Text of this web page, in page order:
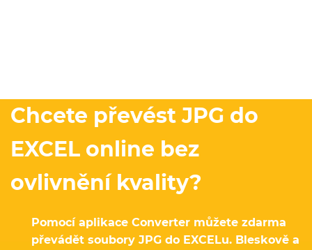
Chcete převést JPG do
EXCEL online bez
ovlivnění kvality?
Pomocí aplikace Converter můžete zdarma
převádět soubory JPG do EXCELu. Bleskově a